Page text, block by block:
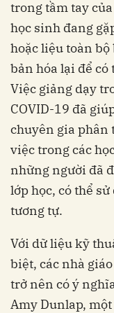
trong tầm tay
học sinh đang
hoặc liệu toàn bộ
bản hóa lại để
Việc giảng dạy
COVID-19 đã
chuyên gia phân
việc trong các
những người đã
lớp học, có thể
tương tự.
Với dữ liệu kỹ
biệt, các nhà
trở nên có ý
Amy Dunlap,